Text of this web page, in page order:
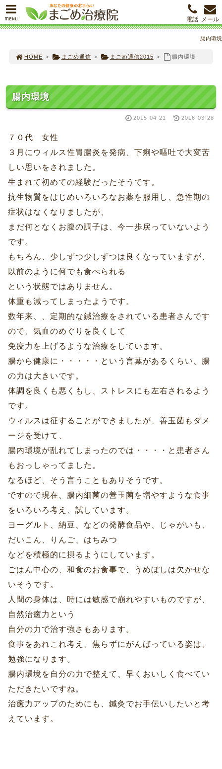
腸内環境
HOME > まごめ通信 > まごめ通信2015 > 腸内環境
腸内環境
2015-04-21 2016-03-28
７０代 女性
３月にウィルス性胃腸炎を発病、下痢や嘔吐で大変苦
しい思いをされました。
生まれて初めての経験だったそうです。
抗生物質をはじめいろいろなお薬を服用し、急性期の
症状はなくなりましたが、
まだ何となくお腹の調子は、今一歩戻っていないよう
です。
もちろん、少しずつ少しずつは良くなっていますが、
以前のように何でも食べられる
という状態ではありません。
体重も減ってしまったようです。
数年来、、定期的な鍼治療をされている患者さんです
ので、気血のめぐりを良くして
免疫力を上げるような治療をしています。
腸から健康に・・・・・という言葉があるくらい、腸
の力は大きいです。
体調を良くも悪くもし、ストレスにも左右されるよう
です。
ウィルスは征することができましたが、善玉菌もダメ
ージを受けて、
腸内環境が乱れてしまったのでは・・・・と患者さん
もおっしゃってました。
なるほど、そう言うこともありそうです。
ですので現在、腸内細菌の善玉菌を増やすような食事
をいろいろ考え、試しています。
ヨーグルト、納豆、などの発酵食品や、じゃがいも、
だいこん、りんご、はちみつ
などを積極的に摂るようにしています。
ごはん中心の、和食のお食事で、うめぼしは欠かせな
いそうです。
人間の身体は、時には敏感で崩れやすいものですが、
自然治癒力という
自分の力で治す強さもあります。
食事をあれこれ考え、焦らずにがんばっている姿は、
勉強になります。
腸内環境を自分の力で整えて、早くおいしく食べてい
ただきたいですね。
治癒力アップのためにも、鍼灸でお手伝いしたいと考
えています。
MENU メール
電話